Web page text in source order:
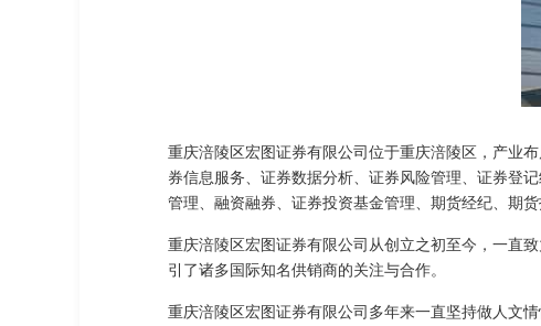
重庆涪陵区宏图证券有限公司位于重庆涪陵区，产业
券信息服务、证券数据分析、证券风险管理、证券登
管理、融资融券、证券投资基金管理、期货经纪、期
重庆涪陵区宏图证券有限公司从创立之初至今，一直
引了诸多国际知名供销商的关注与合作。
重庆涪陵区宏图证券有限公司多年来一直坚持做人文